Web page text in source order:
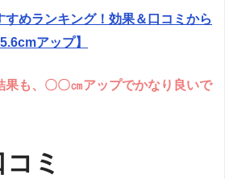
めランキング！効果＆口コミから
アップ】
果も、〇〇㎝アップでかなり良いで
ミ